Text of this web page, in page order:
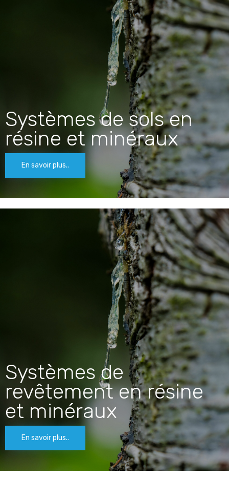
Systèmes de sols en
résine et minéraux
En savoir plus..
Systèmes de
revêtement en résine
et minéraux
En savoir plus..